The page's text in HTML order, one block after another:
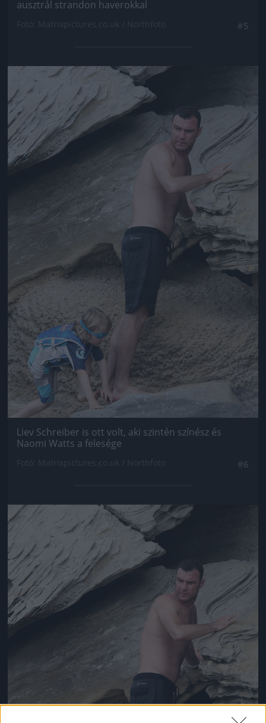
ausztrál strandon haverokkal
Jön még kép!
Liev Schreiber is ott volt, aki szintén színész és
Naomi Watts a felesége
Jön még kép!